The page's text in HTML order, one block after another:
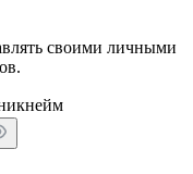
своими личными